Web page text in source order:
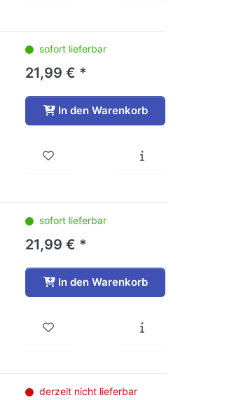
sofort lieferbar
21,99 € *
In den Warenkorb
sofort lieferbar
21,99 € *
In den Warenkorb
derzeit nicht lieferbar